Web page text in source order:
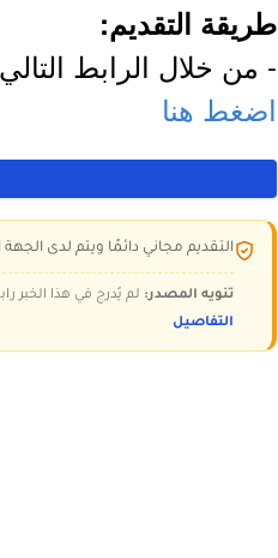
طريقة التقديم:
- من خلال الرابط
اضغط هنا
التقديم مجاني دائمًا ويتم لدى
تنويه المصدر: لم يُدرج في هذا الخبر
التفاصيل